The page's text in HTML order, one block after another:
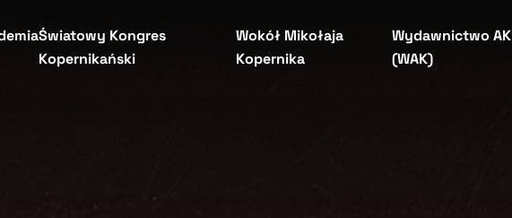
Światowy Kongres
Kopernikański
Wokół Mikołaja
Kopernika
Wydawnictwo AK
(WAK)